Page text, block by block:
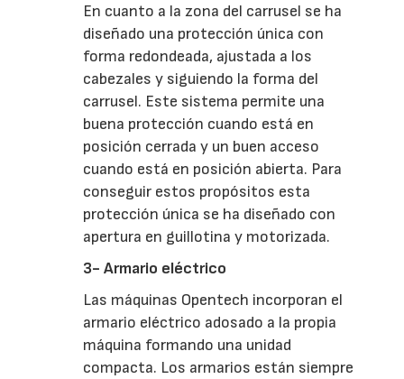
En cuanto a la zona del carrusel se ha
diseñado una protección única con
forma redondeada, ajustada a los
cabezales y siguiendo la forma del
carrusel. Este sistema permite una
buena protección cuando está en
posición cerrada y un buen acceso
cuando está en posición abierta. Para
conseguir estos propósitos esta
protección única se ha diseñado con
apertura en guillotina y motorizada.
3- Armario eléctrico
Las máquinas Opentech incorporan el
armario eléctrico adosado a la propia
máquina formando una unidad
compacta. Los armarios están siempre